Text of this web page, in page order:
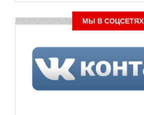
МЫ В СОЦСЕТЯХ